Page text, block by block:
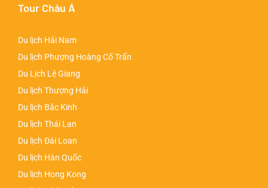
Tour Châu Á
Du lịch Hải Nam
Du lịch Phượng Hoàng Cổ Trấn
Du Lịch Lệ Giang
Du lịch Thượng Hải
Du lịch Bắc Kinh
Du lịch Thái Lan
Du lịch Đài Loan
Du lịch Hàn Quốc
Du lịch Hong Kong